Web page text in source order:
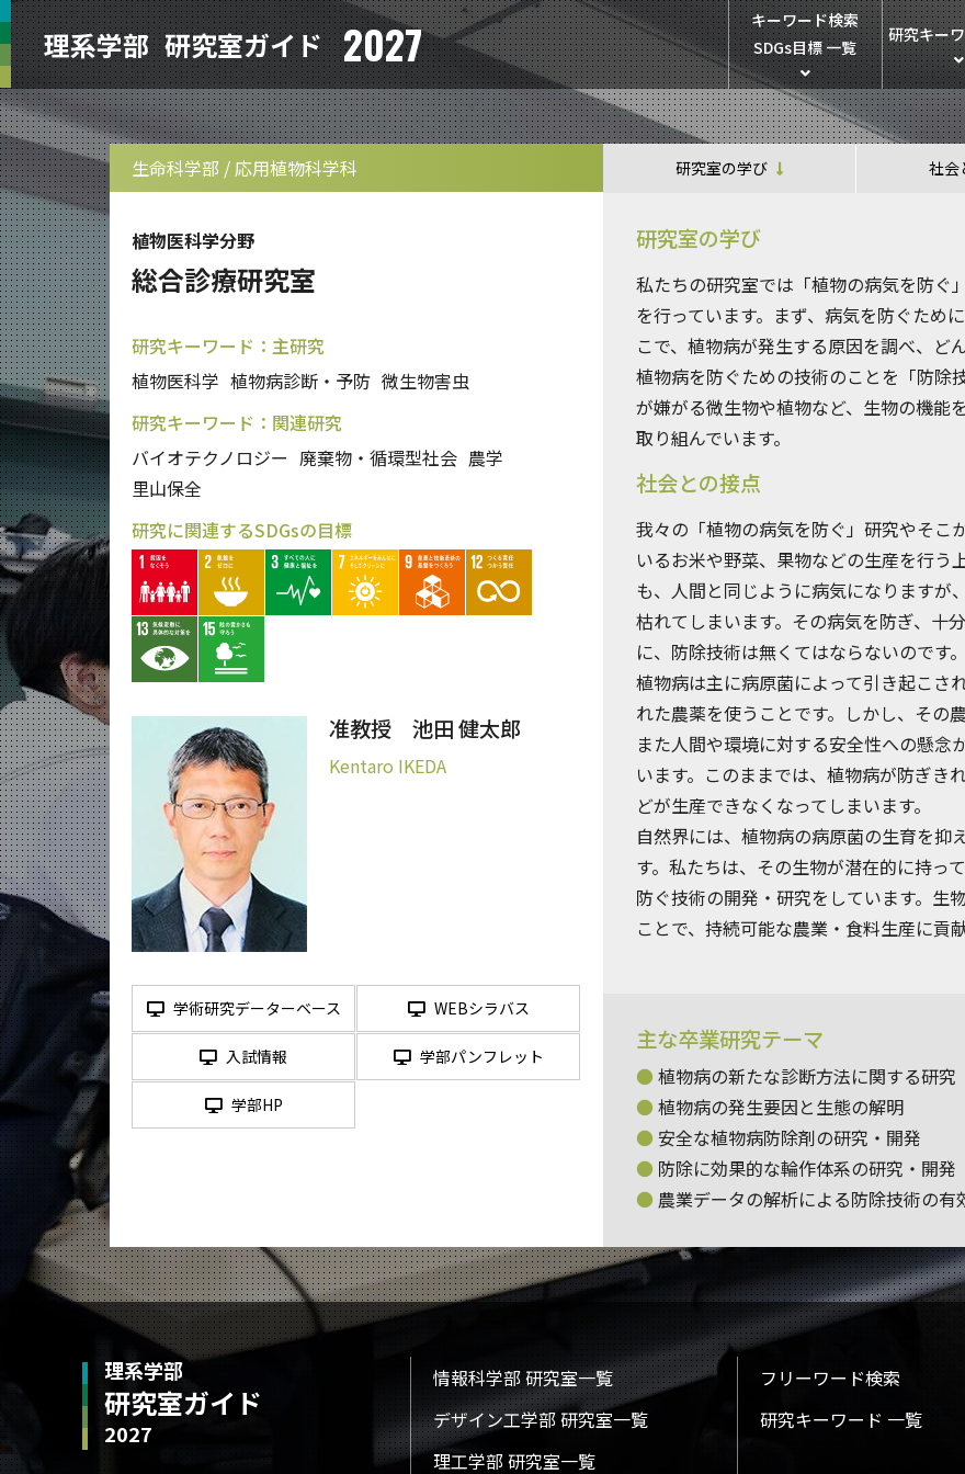
理系学部 研究室ガイド 2027
キーワード検索
SDGs目標 一覧
研究キー
生命科学部 / 応用植物科学科
植物医科学分野
総合診療研究室
研究キーワード：主研究
植物医科学 植物病診断・予防 微生物害虫
研究キーワード：関連研究
バイオテクノロジー 廃棄物・循環型社会 農学
里山保全
研究に関連するSDGsの目標
准教授 池田 健太郎
Kentaro IKEDA
学術研究データーベース WEBシラバス
入試情報 学部パンフレット
学部HP
研究室の学び 社会
研究室の学び
私たちの研究室では「植物の病気を防ぐ
を行っています。まず、病気を防ぐため
こで、植物病が発生する原因を調べ、ど
植物病を防ぐための技術のことを「防除
が嫌がる微生物や植物など、生物の機能
取り組んでいます。
社会との接点
我々の「植物の病気を防ぐ」研究やそこ
いるお米や野菜、果物などの生産を行う
も、人間と同じように病気になりますが
枯れてしまいます。その病気を防ぎ、十
に、防除技術は無くてはならないのです。
植物病は主に病原菌によって引き起こさ
れた農薬を使うことです。しかし、その
また人間や環境に対する安全性への懸念
います。このままでは、植物病が防ぎき
どが生産できなくなってしまいます。
自然界には、植物病の病原菌の生育を抑
す。私たちは、その生物が潜在的に持っ
防ぐ技術の開発・研究をしています。生
ことで、持続可能な農業・食料生産に貢
主な卒業研究テーマ
植物病の新たな診断方法に関する研究
植物病の発生要因と生態の解明
安全な植物病防除剤の研究・開発
防除に効果的な輪作体系の研究・開発
農業データの解析による防除技術の有
理系学部
研究室ガイド
2027
情報科学部 研究室一覧
デザイン工学部 研究室一覧
理工学部 研究室一覧
フリーワード検索
研究キーワード 一覧